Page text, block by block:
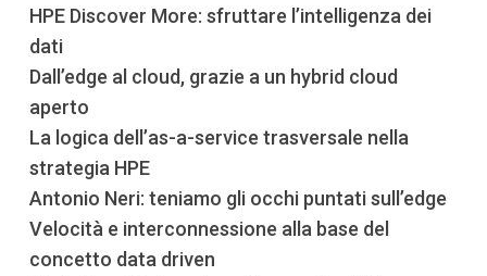
HPE Discover More: sfruttare l’intelligenza dei
dati
Dall’edge al cloud, grazie a un hybrid cloud
aperto
La logica dell’as-a-service trasversale nella
strategia HPE
Antonio Neri: teniamo gli occhi puntati sull’edge
Velocità e interconnessione alla base del
concetto data driven